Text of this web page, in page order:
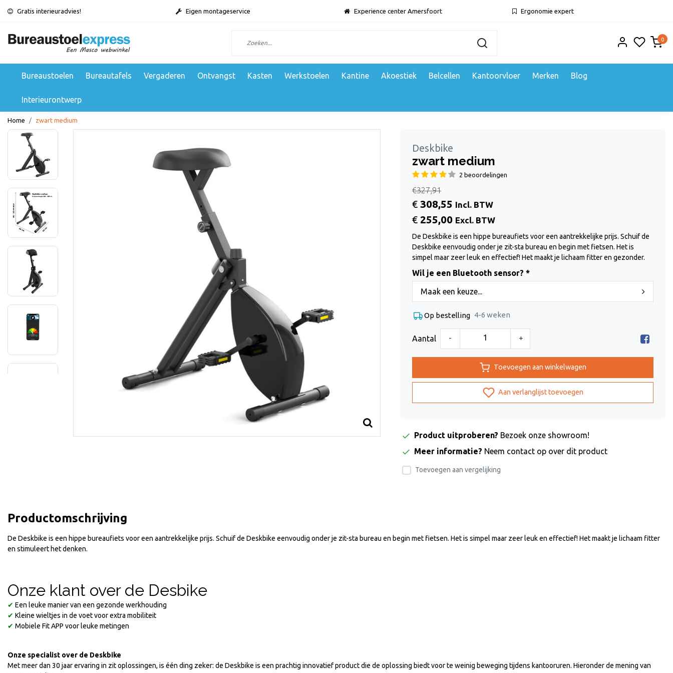
Gratis interieuradvies! Eigen montageservice Experience center Amersfoort Ergonomie expert
0
Bureaustoelen Bureautafels Vergaderen Ontvangst Kasten Werkstoelen Kantine Akoestiek Belcellen Kantoorvloer Merken Blog
Interieurontwerp
Home zwart medium
Deskbike
zwart medium
2 beoordelingen
€327,91
€ 308,55 Incl. BTW
€ 255,00 Excl. BTW
De Deskbike is een hippe bureaufiets voor een aantrekkelijke prijs. Schuif de
Deskbike eenvoudig onder je zit-sta bureau en begin met fietsen. Het is
simpel maar zeer leuk en effectief! Het maakt je lichaam fitter en gezonder.
Wil je een Bluetooth sensor? *
Maak een keuze...
Op bestelling 4-6 weken
Aantal - +
Toevoegen aan winkelwagen
Aan verlanglijst toevoegen
Product uitproberen? Bezoek onze showroom!
Meer informatie? Neem contact op over dit product
Toevoegen aan vergelijking
Productomschrijving
De Deskbike is een hippe bureaufiets voor een aantrekkelijke prijs. Schuif de Deskbike eenvoudig onder je zit-sta bureau en begin met fietsen. Het is simpel maar zeer leuk en effectief! Het maakt je lichaam fitter
en stimuleert het denken.
Onze klant over de Desbike
✔ Een leuke manier van een gezonde werkhouding
✔ Kleine wieltjes in de voet voor extra mobiliteit
✔ Mobiele Fit APP voor leuke metingen
Onze specialist over de Deskbike
Met meer dan 30 jaar ervaring in zit oplossingen, is één ding zeker: de Deskbike is een prachtig innovatief product die de oplossing biedt voor te weinig beweging tijdens kantooruren. Hieronder de mening van